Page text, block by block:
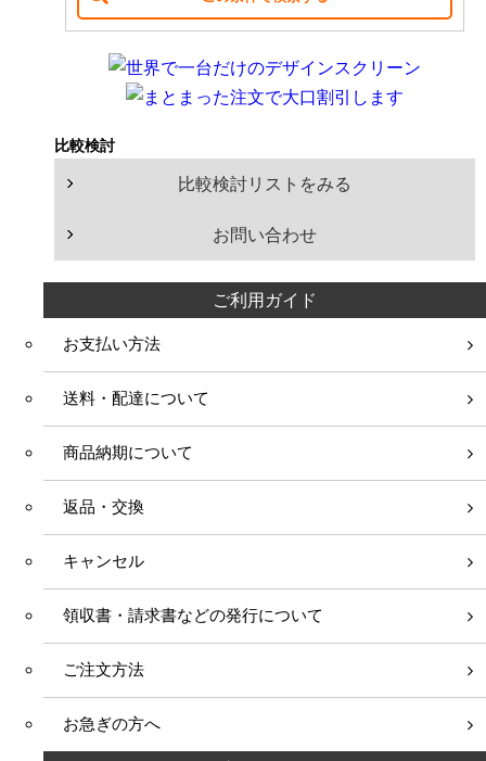
ホール（100人以上）
学校・施設での利用
イベント・ショップでの利用
インチ
インチ
180インチ
200
210インチ
比較検討
比較検討リストをみる
お問い合わせ
ご利用ガイド
お支払い方法
送料・配達について
商品納期について
返品・交換
キャンセル
領収書・請求書などの発行について
ご注文方法
お急ぎの方へ